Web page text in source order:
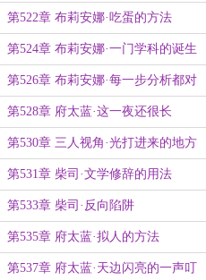
第522章 布莉安娜·吃蛋的方法
第524章 布莉安娜·一门学科的诞生
第526章 布莉安娜·每一步分析都对
了
第528章 府太蓝·这一夜还很长
第530章 三人视角·光打进来的地方
第531章 柴司·文学修辞的用法
第533章 柴司·反向陷阱
第535章 府太蓝·拟人的方法
第537章 府太蓝·天边闪亮的一声叮